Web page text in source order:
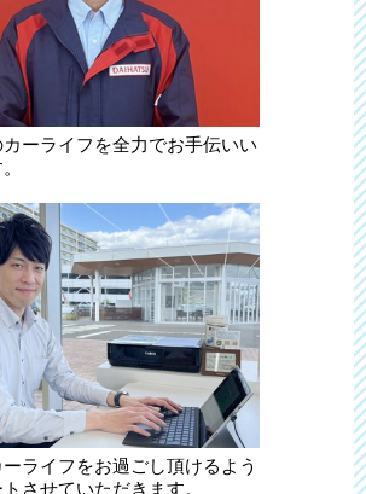
ーライフを全力でお手伝いい
ライフをお過ごし頂けるよう
させていただきます。